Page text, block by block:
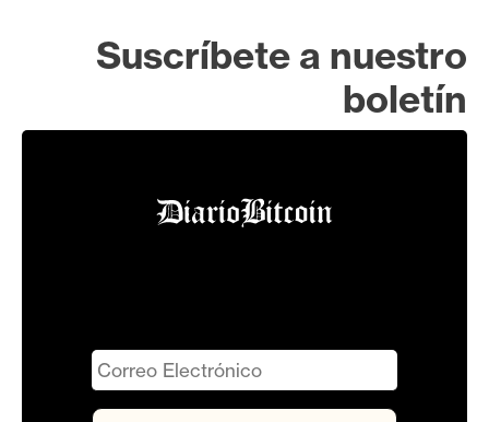
Suscríbete a nuestro
boletín